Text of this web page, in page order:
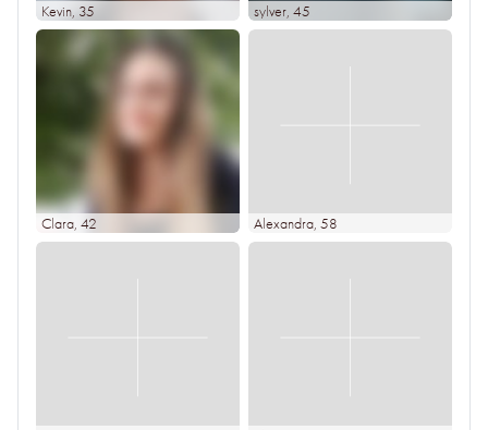
Kevin, 35 sylver, 45
Clara, 42 Alexandra, 58